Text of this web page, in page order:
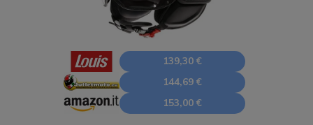
139,30 €
144,69 €
153,00 €